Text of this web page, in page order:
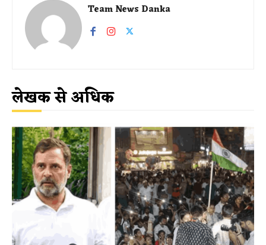
Team News Danka
लेखक से अधिक